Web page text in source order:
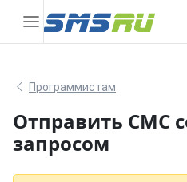
Программистам
Отправить СМС
запросом